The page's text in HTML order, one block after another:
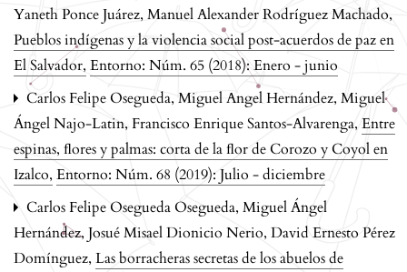
Yaneth Ponce Juárez, Manuel Alexander Rodríguez Machado,
Pueblos indígenas y la violencia social post-acuerdos de paz en
El Salvador, Entorno: Núm. 65 (2018): Enero - junio
Carlos Felipe Osegueda, Miguel Angel Hernández, Miguel
Ángel Najo-Latin, Francisco Enrique Santos-Alvarenga,Entre
espinas, ﬂores y palmas: corta de la ﬂor de Corozo y Coyol en
Izalco, Entorno: Núm. 68 (2019): Julio - diciembre
Carlos Felipe Osegueda Osegueda, Miguel Ángel
Hernández, Josué Misael Dionicio Nerio, David Ernesto Pérez
Domínguez, Las borracheras secretas de los abuelos de